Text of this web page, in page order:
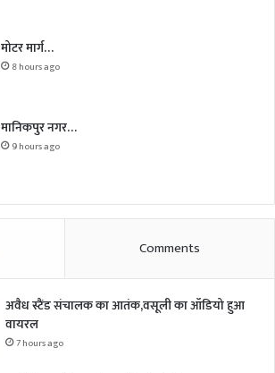
मोटर मार्ग…
8 hours ago
मानिकपुर नगर…
9 hours ago
Comments
अवैध स्टैंड संचालक का आतंक,वसूली का ऑडियो हुआ
वायरल
7 hours ago